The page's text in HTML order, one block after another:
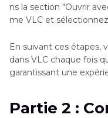
ns la section "Ouvrir
me VLC et
En suivant ces étapes,
dans VLC chaque fois
garantissant une
Partie 2 :